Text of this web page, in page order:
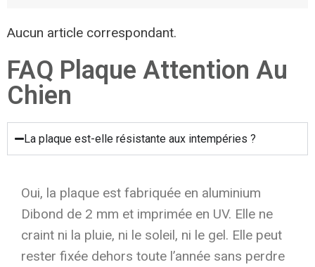
Aucun article correspondant.
FAQ Plaque Attention Au
Chien
La plaque est-elle résistante aux intempéries ?
Oui, la plaque est fabriquée en aluminium
Dibond de 2 mm et imprimée en UV. Elle ne
craint ni la pluie, ni le soleil, ni le gel. Elle peut
rester fixée dehors toute l’année sans perdre